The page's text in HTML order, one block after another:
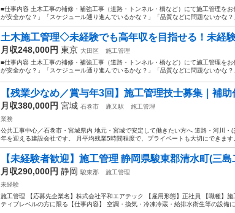
■仕事内容 土木工事の補修・補強工事（道路・トンネル・橋など）にて施工管理を
が安全かな？」「スケジュール通り進んでいるかな？」「品質などに問題ないかな？
土木施工管理◇未経験でも高年収を目指せる！未経
月収248,000円 東京 大田区
施工管理
■仕事内容 土木工事の補修・補強工事（道路・トンネル・橋など）にて施工管理を
が安全かな？」「スケジュール通り進んでいるかな？」「品質などに問題ないかな？
【残業少なめ／賞与年3回】施工管理技士募集｜補助
月収380,000円 宮城 石巻市 鹿又駅
施工管理
業務
公共工事中心／石巻市・宮城県内 地元・宮城で安定して働きたい方へ 道路・河川・
年を迎える建設会社です。 月平均残業5時間程度で、プライベートも大切にできます
【未経験者歓迎】施工管理 静岡県駿東郡清水町(三
月収290,000円 静岡 駿東郡
施工管理
未経験
施工管理 【応募先企業名】株式会社平和エアテック 【雇用形態】正社員 【職種】
ティブレベルの方に限る【仕事内容】 空調・換気・冷凍冷蔵・給排水衛生等の設備